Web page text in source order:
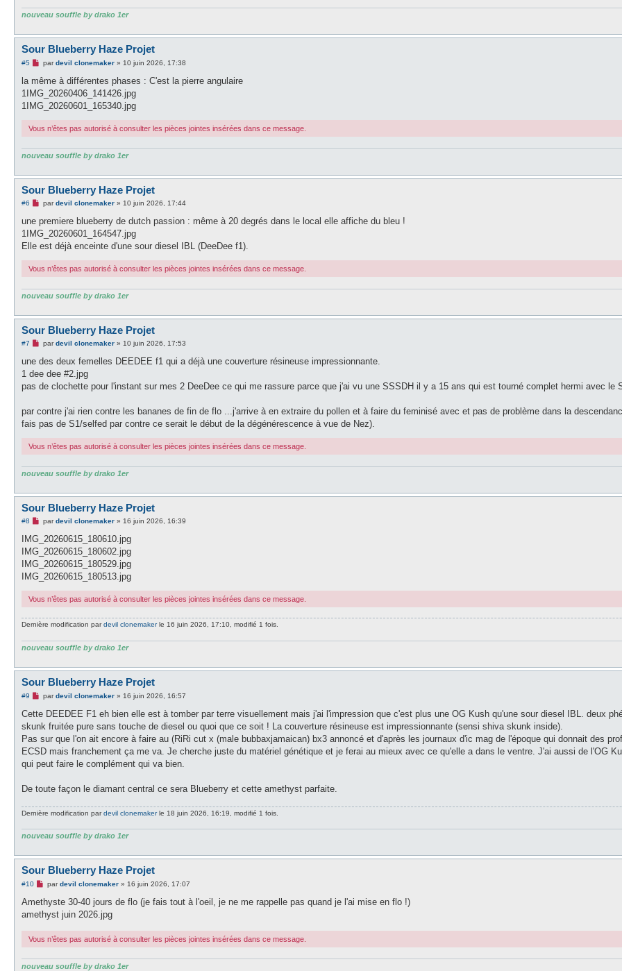
n
l
nouveau souffle by drako 1er
Sour Blueberry Haze Projet
#5
M
s
a
g
e
o
u
pardevil clonemaker» 10 juin 2026, 17:38
la même à différentes phases : C'est la pierre angulaire
1IMG_20260406_141426.jpg
1IMG_20260601_165340.jpg
Vous n’êtes pas autorisé à consulter les pièces jointes insérées dans ce message.
nouveau souffle by drako 1er
Sour Blueberry Haze Projet
#6
M
s
s
a
g
o
u
pardevil clonemaker» 10 juin 2026, 17:44
une premiere blueberry de dutch passion : même à 20 degrés dans le local elle affiche du bleu !
1IMG_20260601_164547.jpg
Elle est déjà enceinte d'une sour diesel IBL (DeeDee f1).
Vous n’êtes pas autorisé à consulter les pièces jointes insérées dans ce message.
nouveau souffle by drako 1er
Sour Blueberry Haze Projet
#7
M
s
a
g
o
l
pardevil clonemaker» 10 juin 2026, 17:53
une des deux femelles DEEDEE f1 qui a déjà une couverture résineuse impressionnante.
1 dee dee #2.jpg
pas de clochette pour l'instant sur mes 2 DeeDee ce qui me rassure parce que j'ai vu une SSSDH il y a 15 ans qui est tourné complet hermi avec le
par contre j'ai rien contre les bananes de fin de flo ...j'arrive à en extraire du pollen et à faire du feminisé avec et pas de problème dans la
fais pas de S1/selfed par contre ce serait le début de la dégénérescence à vue de Nez).
Vous n’êtes pas autorisé à consulter les pièces jointes insérées dans ce message.
nouveau souffle by drako 1er
Sour Blueberry Haze Projet
#8
M
s
a
e
n
l
pardevil clonemaker» 16 juin 2026, 16:39
IMG_20260615_180610.jpg
IMG_20260615_180602.jpg
IMG_20260615_180529.jpg
IMG_20260615_180513.jpg
Vous n’êtes pas autorisé à consulter les pièces jointes insérées dans ce message.
Dernière modification pardevil clonemakerle 16 juin 2026, 17:10, modifié 1 fois.
nouveau souffle by drako 1er
Sour Blueberry Haze Projet
#9
M
s
a
g
n
o
u
pardevil clonemaker» 16 juin 2026, 16:57
Cette DEEDEE F1 eh bien elle est à tomber par terre visuellement mais j'ai l'impression que c'est plus une OG Kush qu'une sour diesel IBL. deux
skunk fruitée pure sans touche de diesel ou quoi que ce soit ! La couverture résineuse est impressionnante (sensi shiva skunk inside).
Pas sur que l'on ait encore à faire au (RiRi cut x (male bubbaxjamaican) bx3 annoncé et d'après les journaux d'ic mag de l'époque qui donnait des
ECSD mais franchement ça me va. Je cherche juste du matériel génétique et je ferai au mieux avec ce qu'elle a dans le ventre. J'ai aussi de l'OG
qui peut faire le complément qui va bien.
De toute façon le diamant central ce sera Blueberry et cette amethyst parfaite.
Dernière modification pardevil clonemakerle 18 juin 2026, 16:19, modifié 1 fois.
nouveau souffle by drako 1er
Sour Blueberry Haze Projet
#10
M
s
a
n
n
l
pardevil clonemaker» 16 juin 2026, 17:07
Amethyste 30-40 jours de flo (je fais tout à l'oeil, je ne me rappelle pas quand je l'ai mise en flo !)
amethyst juin 2026.jpg
Vous n’êtes pas autorisé à consulter les pièces jointes insérées dans ce message.
nouveau souffle by drako 1er